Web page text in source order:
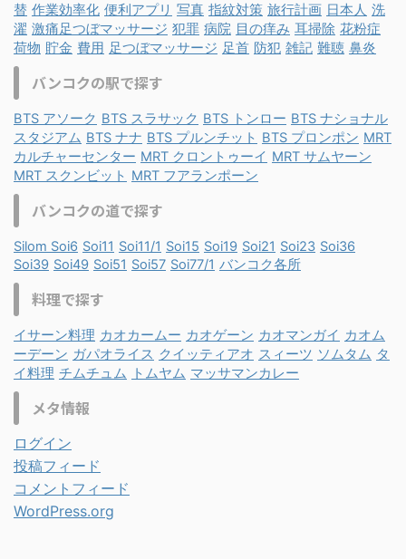
替 作業効率化 便利アプリ 写真 指紋対策 旅行計画 日本人 洗
濯 激痛足つぼマッサージ 犯罪 病院 目の痒み 耳掃除 花粉症
荷物 貯金 費用 足つぼマッサージ 足首 防犯 雑記 難聴 鼻炎
バンコクの駅で探す
BTS アソーク BTS スラサック BTS トンロー BTS ナショナル
スタジアム BTS ナナ BTS プルンチット BTS プロンポン MRT
カルチャーセンター MRT クロントゥーイ MRT サムヤーン
MRT スクンビット MRT フアランポーン
バンコクの道で探す
Silom Soi6 Soi11 Soi11/1 Soi15 Soi19 Soi21 Soi23 Soi36
Soi39 Soi49 Soi51 Soi57 Soi77/1 バンコク各所
料理で探す
イサーン料理 カオカームー カオゲーン カオマンガイ カオム
ーデーン ガパオライス クイッティアオ スィーツ ソムタム タ
イ料理 チムチュム トムヤム マッサマンカレー
メタ情報
ログイン
投稿フィード
コメントフィード
WordPress.org